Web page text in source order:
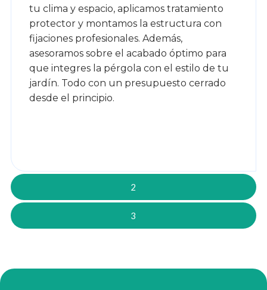
2
3
tu clima y espacio, aplicamos tratamiento
protector y montamos la estructura con
fijaciones profesionales. Además,
asesoramos sobre el acabado óptimo para
que integres la pérgola con el estilo de tu
jardín. Todo con un presupuesto cerrado
desde el principio.